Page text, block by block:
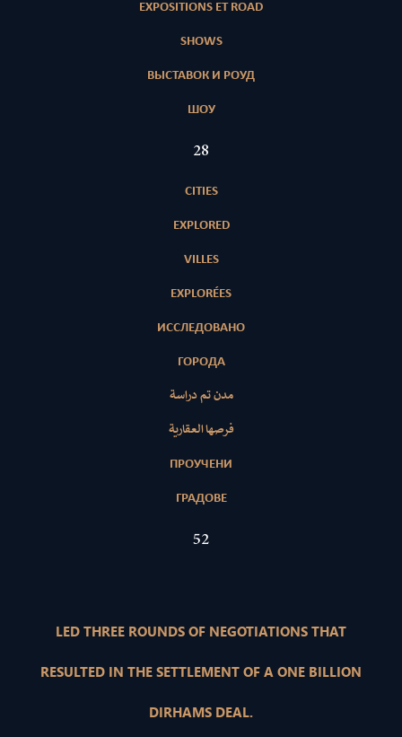
EXPOSITIONS ET ROAD
SHOWS
ВЫСТАВОК И РОУД
ШОУ
28
CITIES
EXPLORED
VILLES
EXPLORÉES
ИССЛЕДОВАНО
ГОРОДА
مدن تم دراسة
فرصها العقارية
ПРОУЧЕНИ
ГРАДОВЕ
52
LED THREE ROUNDS OF NEGOTIATIONS THAT
RESULTED IN THE SETTLEMENT OF A ONE BILLION
DIRHAMS DEAL.